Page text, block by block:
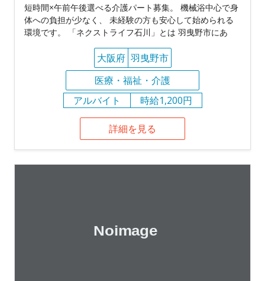
短時間×午前午後選べる介護パート募集。 機械浴中心で身
体への負担が少なく、 未経験の方も安心して始められる
環境です。 「ネクストライフ石川」とは 羽曳野市にあ
大阪府 羽曳野市
医療・福祉・介護
アルバイト
時給1,200円
詳細を見る